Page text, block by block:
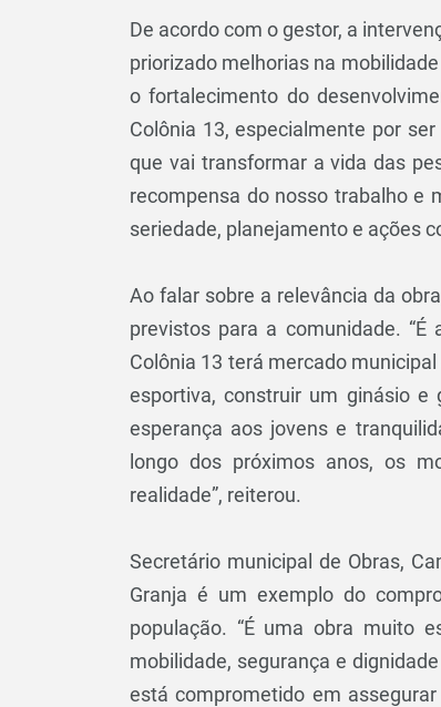
De acordo com o gestor, a
priorizado melhorias na
o fortalecimento do
Colônia 13, especialmente por
que vai transformar a vida das
recompensa do nosso trabalho e
seriedade, planejamento e ações
Ao falar sobre a relevância da
previstos para a comunidade.
Colônia 13 terá mercado
esportiva, construir um ginásio e
esperança aos jovens e
longo dos próximos anos, os
realidade”, reiterou.
Secretário municipal de Obras,
Granja é um exemplo do
população. “É uma obra muito
mobilidade, segurança e
está comprometido em